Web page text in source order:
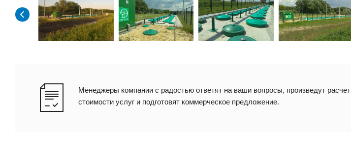
Менеджеры компании с радостью ответят на ваши вопросы, произведут расчет
стоимости услуг и подготовят коммерческое предложение.